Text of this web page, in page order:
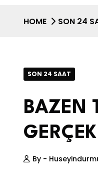
HOME SON 24
SON 24 SAAT
BAZEN
By -